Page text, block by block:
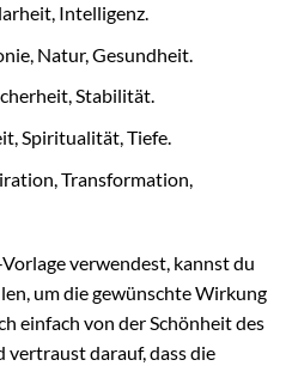
Intelligenz.
Natur, Gesundheit.
Stabilität.
Spiritualität, Tiefe.
Transformation,
verwendest, kannst du
um die gewünschte Wirkung
einfach von der Schönheit des
darauf, dass die